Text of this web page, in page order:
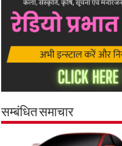
सम्बंधित समाचार